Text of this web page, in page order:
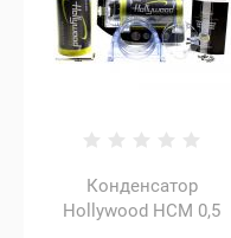
Конденсатор
Hollywood HCМ 0,5